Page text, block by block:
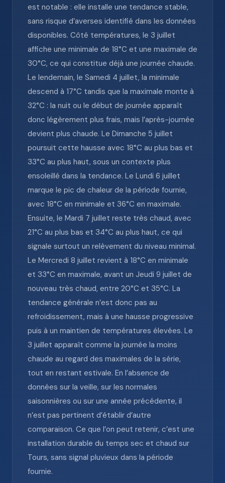
est notable : elle installe une tendance stable,
sans risque d’averses identifié dans les données
disponibles. Côté températures, le 3 juillet
affiche une minimale de 18°C et une maximale de
30°C, ce qui constitue déjà une journée chaude.
Le lendemain, le Samedi 4 juillet, la minimale
descend à 17°C tandis que la maximale monte à
32°C : la nuit ou le début de journée apparaît
donc légèrement plus frais, mais l’après-journée
devient plus chaude. Le Dimanche 5 juillet
poursuit cette hausse avec 18°C au plus bas et
33°C au plus haut, sous un contexte plus
ensoleillé dans la tendance. Le Lundi 6 juillet
marque le pic de chaleur de la période fournie,
avec 18°C en minimale et 36°C en maximale.
Ensuite, le Mardi 7 juillet reste très chaud, avec
21°C au plus bas et 34°C au plus haut, ce qui
signale surtout un relèvement du niveau minimal.
Le Mercredi 8 juillet revient à 18°C en minimale
et 33°C en maximale, avant un Jeudi 9 juillet de
nouveau très chaud, entre 20°C et 35°C. La
tendance générale n’est donc pas au
refroidissement, mais à une hausse progressive
puis à un maintien de températures élevées. Le
3 juillet apparaît comme la journée la moins
chaude au regard des maximales de la série,
tout en restant estivale. En l’absence de
données sur la veille, sur les normales
saisonnières ou sur une année précédente, il
n’est pas pertinent d’établir d’autre
comparaison. Ce que l’on peut retenir, c’est une
installation durable du temps sec et chaud sur
Tours, sans signal pluvieux dans la période
fournie.